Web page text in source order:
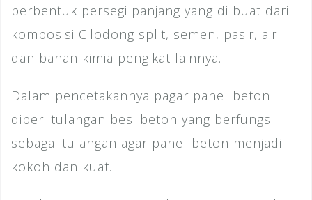
berbentuk persegi panjang yang di buat dari
komposisi Cilodong split, semen, pasir, air
dan bahan kimia pengikat lainnya.
Dalam pencetakannya pagar panel beton
diberi tulangan besi beton yang berfungsi
sebagai tulangan agar panel beton menjadi
kokoh dan kuat.